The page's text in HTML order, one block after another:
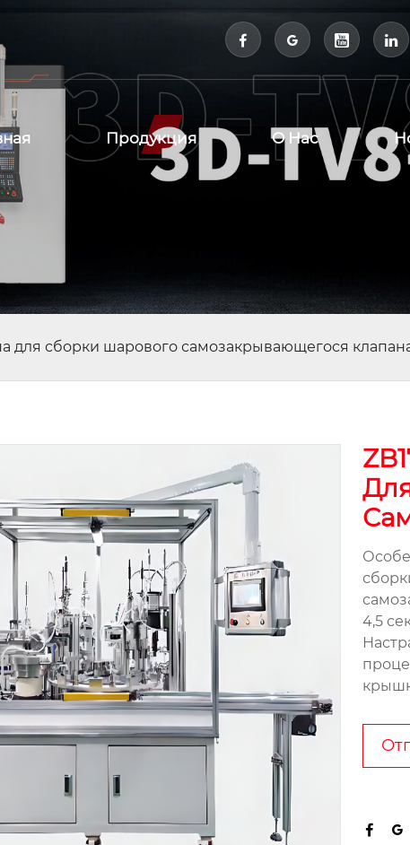
   
Продукция О Нас
для сборки шарового самозакрывающегося
4,5
 